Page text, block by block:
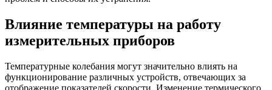
Влияние температуры на работу
измерительных приборов
Температурные колебания могут значительно влиять на
функционирование различных устройств, отвечающих за
отображение показателей скорости. Изменение термического